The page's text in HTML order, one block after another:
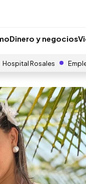
Dinero y negocios
Hospital Rosales